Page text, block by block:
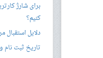
برای شارژ
کنیم؟
دلایل استقبال
تاریخ ثبت نام و